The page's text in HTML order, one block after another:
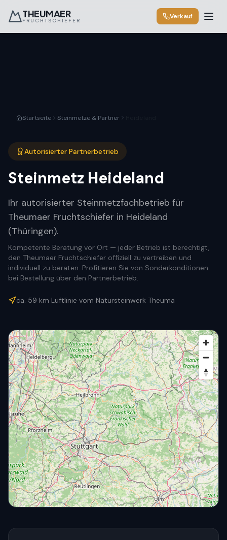
THEUMAER
FRUCHTSCHIEFER
Verkauf
Startseite Steinmetze & Partner
Autorisierter Partnerbetrieb
Steinmetz Heideland
Ihr autorisierter Steinmetzfachbetrieb für
Theumaer Fruchtschiefer in Heideland
(Thüringen).
Kompetente Beratung vor Ort — jeder Betrieb ist berechtigt,
den Theumaer Fruchtschiefer offiziell zu vertreiben und
individuell zu beraten. Profitieren Sie von Sonderkonditionen
bei Bestellung über den Partnerbetrieb.
ca. 59 km Luftlinie vom Natursteinwerk Theuma